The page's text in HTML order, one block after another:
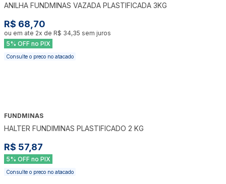
ANILHA FUNDMINAS VAZADA PLASTIFICADA 3KG
R$ 68,70
ou em ate 2x de R$ 34,35 sem juros
5% OFF no PIX
Consulte o preco no atacado
FUNDMINAS
HALTER FUNDIMINAS PLASTIFICADO 2 KG
R$ 57,87
5% OFF no PIX
Consulte o preco no atacado